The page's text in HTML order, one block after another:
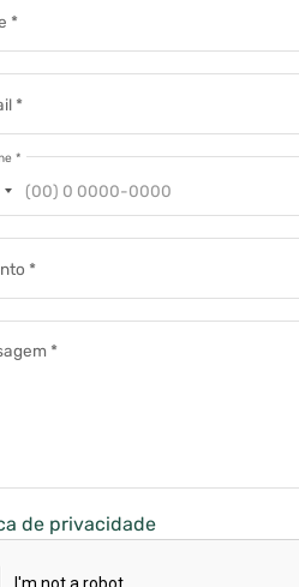
*
*
*
*
*
de privacidade